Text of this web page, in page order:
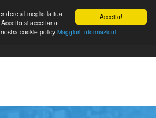
Accetto!
al meglio la tua
si accettano
cookie policy Maggiori Informazioni
0